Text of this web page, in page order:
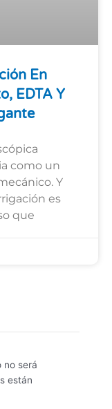
En
EDTA Y
como un
Y
es
que
no será
están